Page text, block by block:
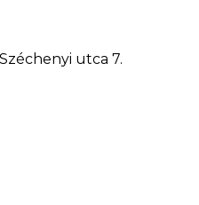
utca 7.